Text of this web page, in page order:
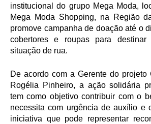
institucional do grupo Mega Moda,
Mega Moda Shopping, na Região
promove campanha de doação até o
cobertores e roupas para
situação de rua.
De acordo com a Gerente do projeto
Rogélia Pinheiro, a ação solidária
tem como objetivo contribuir com o
necessita com urgência de auxílio e
iniciativa que pode representar